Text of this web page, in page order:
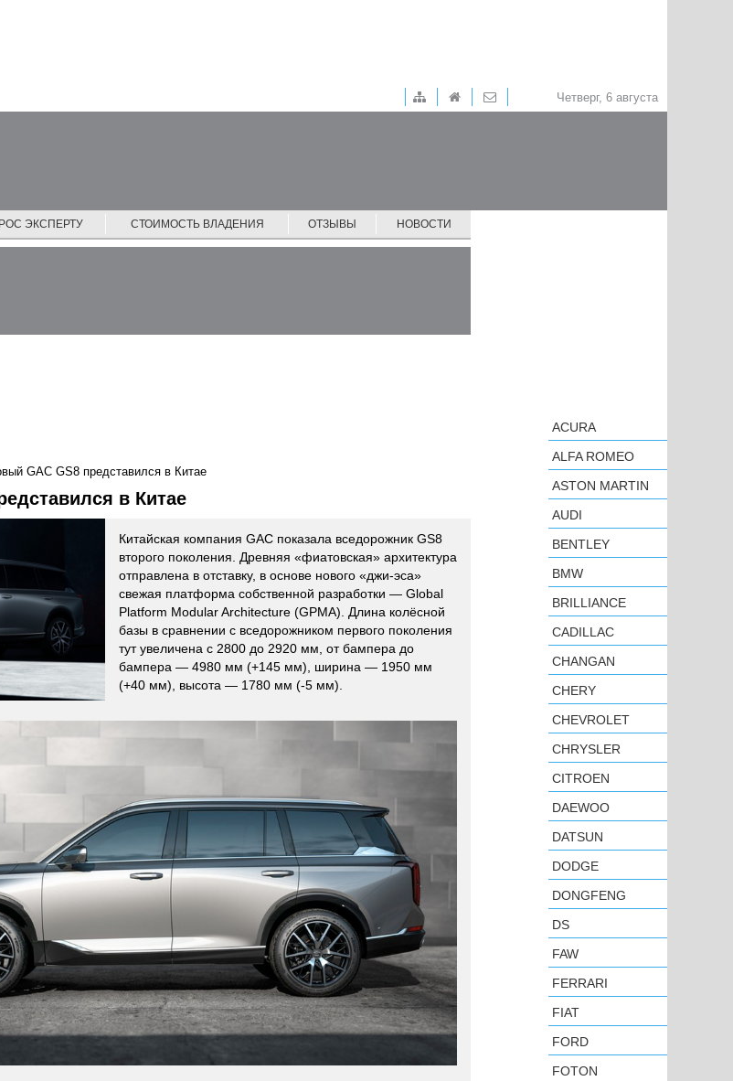
Четверг, 6 августа
ЭКСПЕРТУ СТОИМОСТЬ ВЛАДЕНИЯ ОТЗЫВЫ НОВОСТИ
GAC GS8 представился в Китае
в Китае
Китайская компания GAC показала вседорожник GS8
второго поколения. Древняя «фиатовская» архитектура
отправлена в отставку, в основе нового «джи-эса»
свежая платформа собственной разработки — Global
Platform Modular Architecture (GPMA). Длина колёсной
базы в сравнении с вседорожником первого поколения
тут увеличена с 2800 до 2920 мм, от бампера до
бампера — 4980 мм (+145 мм), ширина — 1950 мм
(+40 мм), высота — 1780 мм (-5 мм).
ACURA
ALFA ROMEO
ASTON MARTIN
AUDI
BENTLEY
BMW
BRILLIANCE
CADILLAC
CHANGAN
CHERY
CHEVROLET
CHRYSLER
CITROEN
DAEWOO
DATSUN
DODGE
DONGFENG
DS
FAW
FERRARI
FIAT
FORD
FOTON